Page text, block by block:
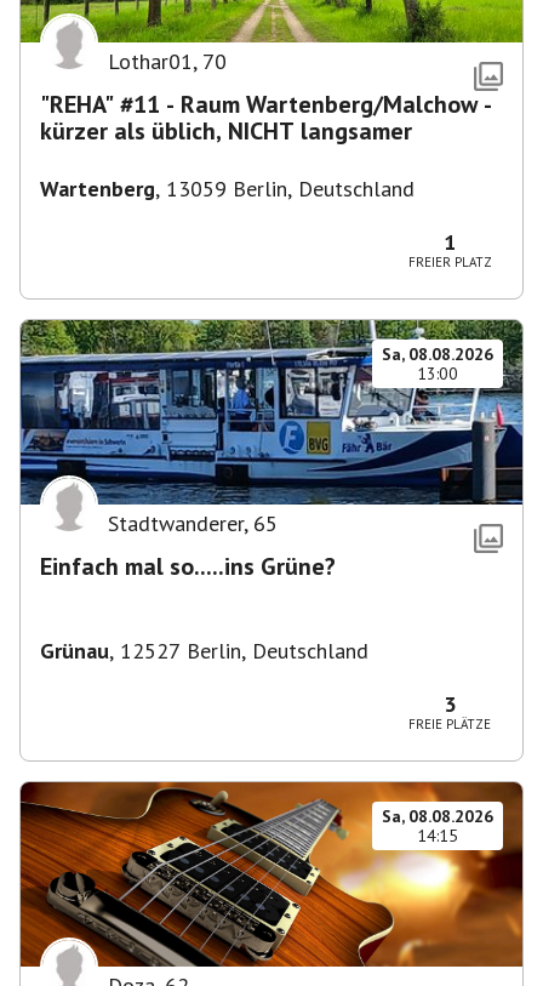
Lothar01, 70
"REHA" #11 - Raum Wartenberg/Malchow -
kürzer als üblich, NICHT langsamer
Wartenberg, 13059 Berlin, Deutschland
1
FREIER PLATZ
Sa, 08.08.2026
13:00
Stadtwanderer, 65
Einfach mal so.....ins Grüne?
Grünau, 12527 Berlin, Deutschland
3
FREIE PLÄTZE
Sa, 08.08.2026
14:15